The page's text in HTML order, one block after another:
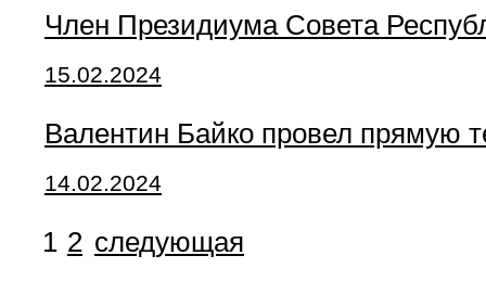
Член Президиума Совета
15.02.2024
Валентин Байко провел прямую
14.02.2024
1 2 следующая